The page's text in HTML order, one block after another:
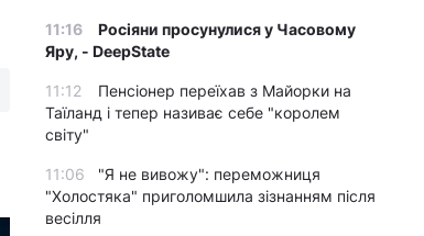
11:16
Росіяни просунулися у Часовому
Яру, - DeepState
11:12
Пенсіонер переїхав з Майорки на
Таїланд і тепер називає себе "королем
світу"
11:06
"Я не вивожу": переможниця
"Холостяка" приголомшила зізнанням після
весілля